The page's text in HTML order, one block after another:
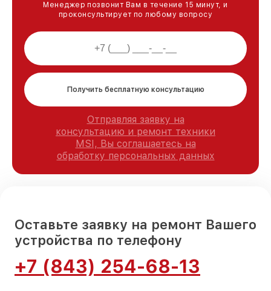
Менеджер позвонит Вам в течение 15 минут, и
проконсультирует по любому вопросу
Получить бесплатную консультацию
Отправляя заявку на
консультацию и ремонт техники
MSI, Вы соглашаетесь на
обработку персональных данных
Оставьте заявку на ремонт Вашего
устройства по телефону
+7 (843) 254-68-13